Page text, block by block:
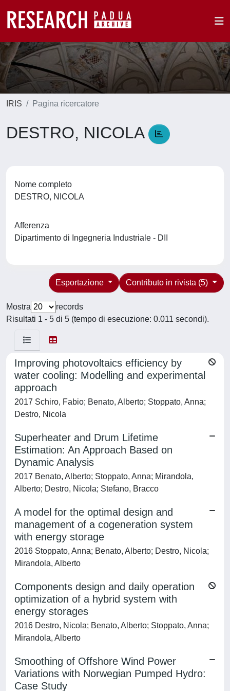
IRIS Pagina ricercatore
DESTRO, NICOLA
Nome completo
DESTRO, NICOLA
Afferenza
Dipartimento di Ingegneria Industriale - DII
Contributo in rivista (5)
Esportazione
Mostra
records
Risultati 1 - 5 di 5 (tempo di esecuzione: 0.011 secondi).
Improving photovoltaics efficiency by
water cooling: Modelling and experimental
approach
2017 Schiro, Fabio; Benato, Alberto; Stoppato, Anna;
Destro, Nicola
Superheater and Drum Lifetime
Estimation: An Approach Based on
Dynamic Analysis
2017 Benato, Alberto; Stoppato, Anna; Mirandola,
Alberto; Destro, Nicola; Stefano, Bracco
A model for the optimal design and
management of a cogeneration system
with energy storage
2016 Stoppato, Anna; Benato, Alberto; Destro, Nicola;
Mirandola, Alberto
Components design and daily operation
optimization of a hybrid system with
energy storages
2016 Destro, Nicola; Benato, Alberto; Stoppato, Anna;
Mirandola, Alberto
Smoothing of Offshore Wind Power
Variations with Norwegian Pumped Hydro:
Case Study